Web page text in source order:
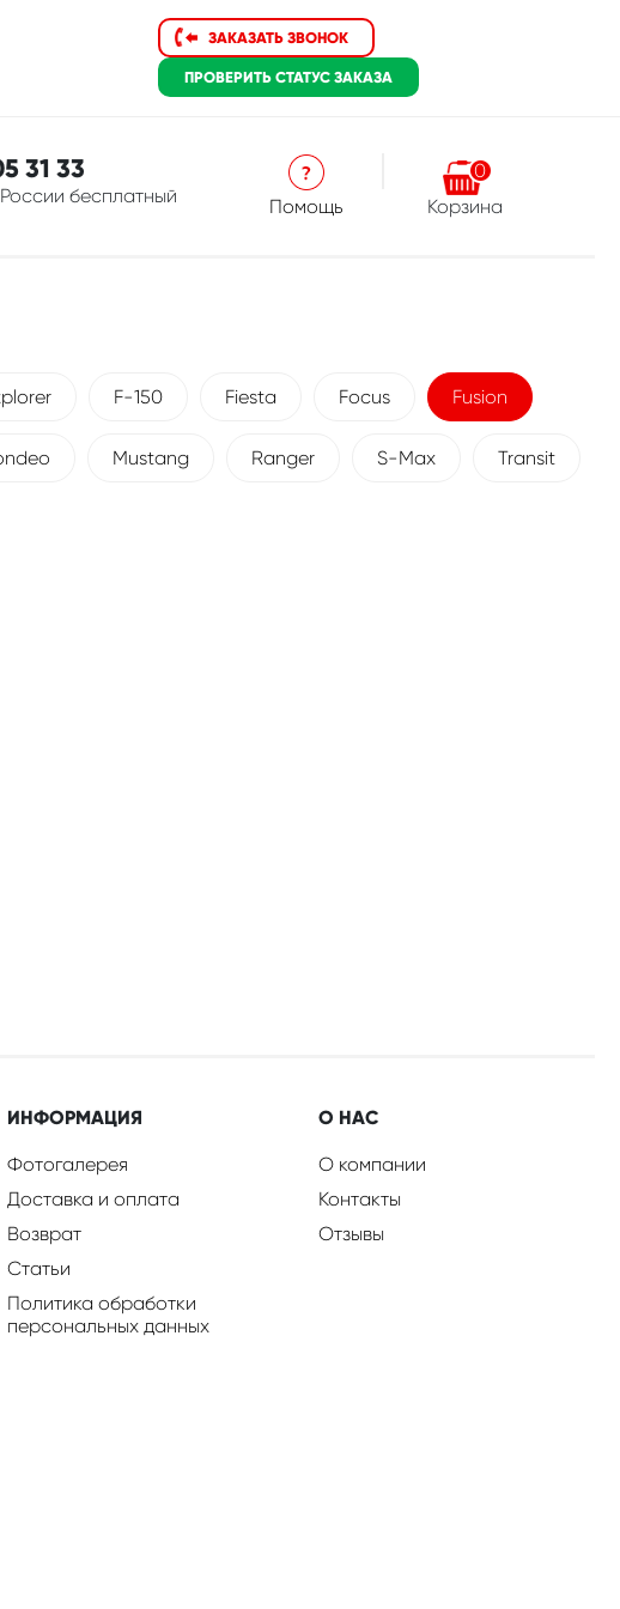
ЗАКАЗАТЬ ЗВОНОК
ПРОВЕРИТЬ СТАТУС ЗАКАЗА
31 33
бесплатный Помощь
0
Корзина
F-150 Fiesta Focus Fusion
Mustang Ranger S-Max Transit
ИНФОРМАЦИЯ
Фотогалерея
Доставка и оплата
Возврат
Статьи
Политика обработки
персональных данных
О НАС
О компании
Контакты
Отзывы